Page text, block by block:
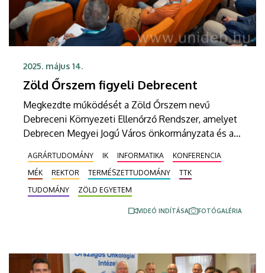
2025. május 14.
Zöld Őrszem figyeli Debrecent
Megkezdte működését a Zöld Őrszem nevű
Debreceni Környezeti Ellenőrző Rendszer, amelyet
Debrecen Megyei Jogú Város önkormányzata és a
működtet. A legkorszerűbb műszerekkel 16
helyszínen mérik a levegő, a víz, a föld, a zaj és a
biodiverzitás állapotát a városban. A projekt
keretében a Debreceni Egyetemen folytatott
magas színvonalú tudományos tevékenység a
AGRÁRTUDOMÁNY IK INFORMATIKA
KONFERENCIA
MÉK
REKTOR TERMÉSZETTUDOMÁNY
TTK
TUDOMÁNY
ZÖLD EGYETEM
VIDEÓ INDÍTÁSA FOTÓGALÉRIA